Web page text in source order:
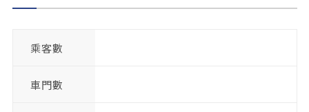
乘客數
車門數